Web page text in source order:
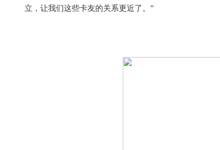
立，让我们这些卡友的关系更近了。”